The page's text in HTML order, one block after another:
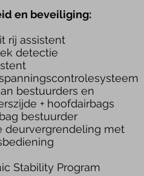
en beveiliging:
rij assistent
detectie
bestuurders en
+ hoofdairbags
bestuurder
deurvergrendeling met
Stability Program